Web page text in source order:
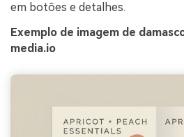
em botões e detalhes.
Exemplo de imagem de
media.io